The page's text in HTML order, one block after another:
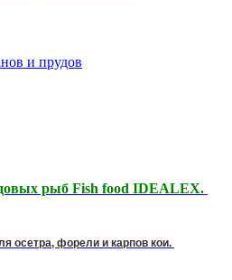
и прудов
рыб Fish food IDEALEX.
осетра, форели и карпов кои.